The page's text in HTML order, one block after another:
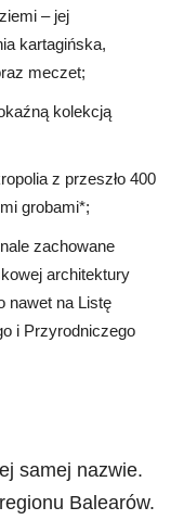
– jej
kartagińska,
meczet;
kolekcją
z przeszło 400
grobami*;
zachowane
architektury
nawet na Listę
i Przyrodniczego
samej nazwie.
Balearów.